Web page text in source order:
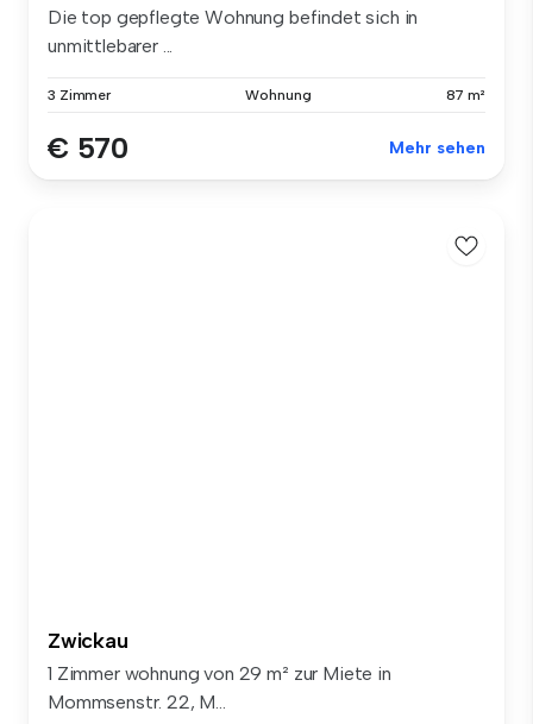
Die top gepflegte Wohnung befindet sich in
unmittlebarer ...
3 Zimmer Wohnung 87 m²
€ 570 Mehr sehen
Zwickau
1 Zimmer wohnung von 29 m² zur Miete in
Mommsenstr. 22, M...